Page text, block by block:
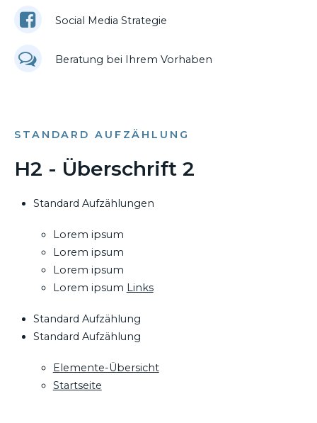
Social Media Strategie
Beratung bei Ihrem Vorhaben
STANDARD AUFZÄHLUNG
H2 - Überschrift 2
Standard Aufzählungen
Lorem ipsum
Lorem ipsum
Lorem ipsum
Lorem ipsum Links
Standard Aufzählung
Standard Aufzählung
Elemente-Übersicht
Startseite